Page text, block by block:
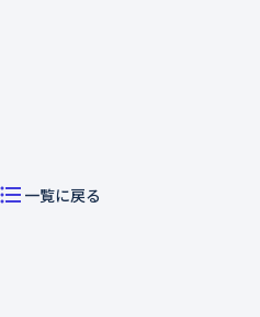
一覧に戻る